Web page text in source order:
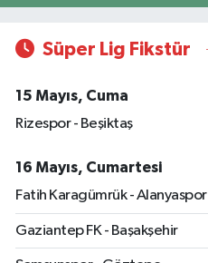
Süper Lig Fikstür
15 Mayıs, Cuma
Rizespor - Beşiktaş
16 Mayıs, Cumartesi
Fatih Karagümrük - Alanyaspor
Gaziantep FK - Başakşehir